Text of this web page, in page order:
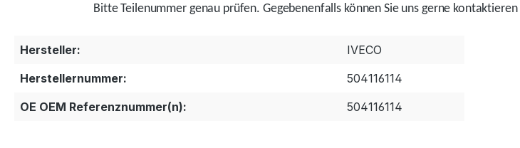
Bitte Teilenummer genau prüfen. Gegebenenfalls können Sie uns gerne
Hersteller:
IVECO
Herstellernummer:
504116114
OE OEM Referenznummer(n):
504116114